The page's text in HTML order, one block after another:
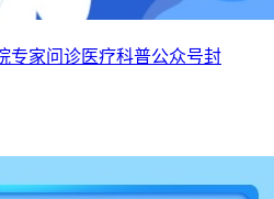
专家问诊医疗科普公众号封